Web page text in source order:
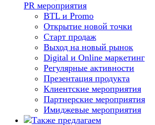
PR мероприятия
BTL и Promo
Открытие новой точки
Старт продаж
Выход на новый рынок
Digital и Online маркетинг
Регулярные активности
Презентация продукта
Клиентские мероприятия
Партнерские мероприятия
Имиджевые мероприятия